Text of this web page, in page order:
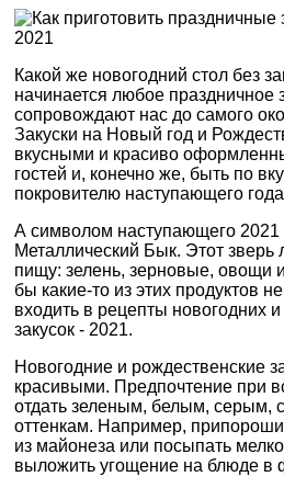
Какой же новогодний стол без
начинается любое праздничное
сопровождают нас до самого
Закуски на Новый год и
вкусными и красиво
гостей и, конечно же, быть по
покровителю наступающего
А символом наступающего 2021
Металлический Бык. Этот зверь
пищу: зелень, зерновые, овощи
бы какие-то из этих продуктов
входить в рецепты новогодних
закусок - 2021.
Новогодние и рождественские
красивыми. Предпочтение при
отдать зеленым, белым, серым,
оттенкам. Например,
из майонеза или посыпать
выложить угощение на блюде в